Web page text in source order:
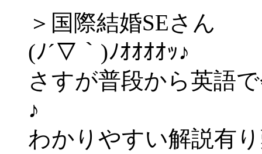
＞国際結婚SEさん
(ﾉ´▽｀)ﾉｵｵｵｵｯ♪
さすが普段から英語
♪
わかりやすい解説有